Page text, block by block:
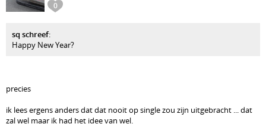
0
sq schreef:
Happy New Year?
precies
ik lees ergens anders dat dat nooit op single zou zijn uitgebracht ... dat
zal wel maar ik had het idee van wel.